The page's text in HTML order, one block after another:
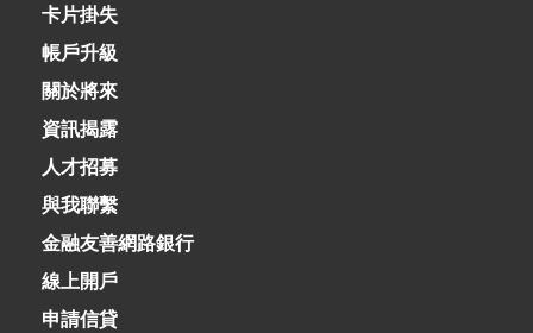
卡片掛失
帳戶升級
關於將來
資訊揭露
人才招募
與我聯繫
金融友善網路銀行
線上開戶
申請信貸